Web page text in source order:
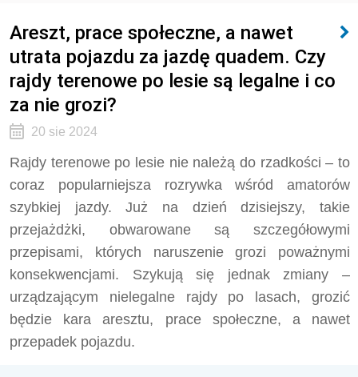
Areszt, prace społeczne, a nawet
utrata pojazdu za jazdę quadem. Czy
rajdy terenowe po lesie są legalne i co
za nie grozi?
20 sie 2024
Rajdy terenowe po lesie nie należą do rzadkości – to
coraz popularniejsza rozrywka wśród amatorów
szybkiej jazdy. Już na dzień dzisiejszy, takie
przejażdżki, obwarowane są szczegółowymi
przepisami, których naruszenie grozi poważnymi
konsekwencjami. Szykują się jednak zmiany –
urządzającym nielegalne rajdy po lasach, grozić
będzie kara aresztu, prace społeczne, a nawet
przepadek pojazdu.